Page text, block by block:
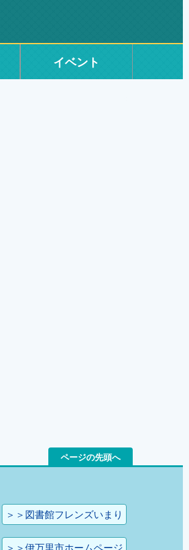
イベント
ページの先頭へ
＞＞図書館フレンズいまり
＞＞伊万里市ホームページ